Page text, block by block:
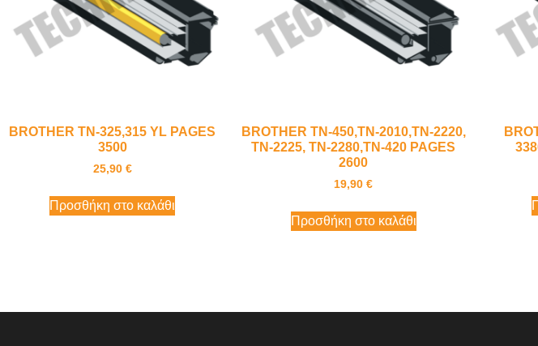
BROTHER TN-325,315 YL PAGES
3500
25,90 €
Προσθήκη στο καλάθι
BROTHER TN-450,TN-2010,TN-2220,
TN-2225, TN-2280,TN-420 PAGES
2600
19,90€
Προσθήκη στο καλάθι